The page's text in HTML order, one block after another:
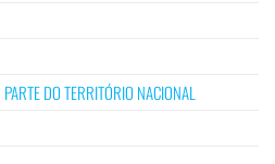
DO TERRITÓRIO NACIONAL